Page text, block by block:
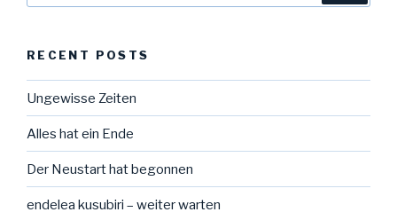
RECENT POSTS
Ungewisse Zeiten
Alles hat ein Ende
Der Neustart hat begonnen
endelea kusubiri – weiter warten